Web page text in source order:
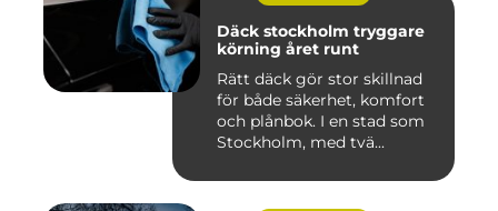
Däck stockholm tryggare
körning året runt
Rätt däck gör stor skillnad
för både säkerhet, komfort
och plånbok. I en stad som
Stockholm, med tvä...